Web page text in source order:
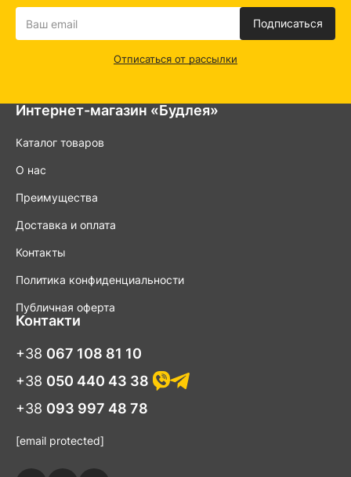
Интернет-магазин «Будлея»
Каталог товаров
О нас
Преимущества
Доставка и оплата
Контакты
Политика конфиденциальности
Публичная оферта
Контакти
+38 067 108 81 10
+38 050 440 43 38
+38 093 997 48 78
[email protected]
Подписаться
Отписаться от рассылки